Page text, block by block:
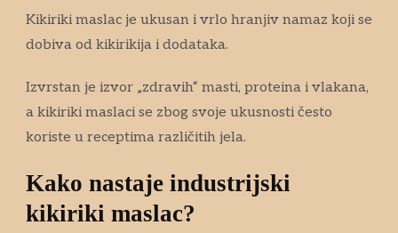
Kikiriki maslac je ukusan i vrlo hranjiv namaz koji se
dobiva od kikirikija i dodataka.
Izvrstan je izvor „zdravih“ masti, proteina i vlakana,
a kikiriki maslaci se zbog svoje ukusnosti često
koriste u receptima različitih jela.
Kako nastaje industrijski
kikiriki maslac?